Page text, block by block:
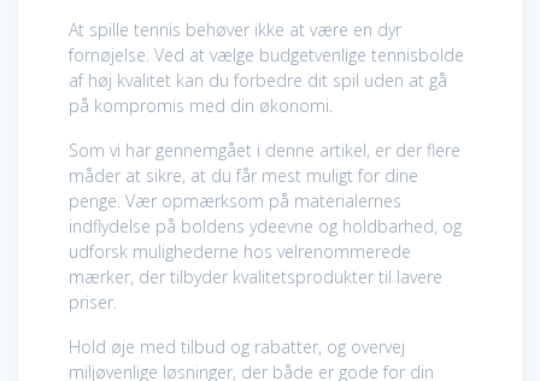
At spille tennis behøver ikke at være en dyr
fornøjelse. Ved at vælge budgetvenlige tennisbolde
af høj kvalitet kan du forbedre dit spil uden at gå
på kompromis med din økonomi.
Som vi har gennemgået i denne artikel, er der flere
måder at sikre, at du får mest muligt for dine
penge. Vær opmærksom på materialernes
indflydelse på boldens ydeevne og holdbarhed, og
udforsk mulighederne hos velrenommerede
mærker, der tilbyder kvalitetsprodukter til lavere
priser.
Hold øje med tilbud og rabatter, og overvej
miljøvenlige løsninger, der både er gode for din